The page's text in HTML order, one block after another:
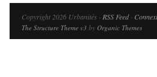
Copyright 2026 Urbanités · RSS Feed·
The Structure Theme v3 by Organic Themes